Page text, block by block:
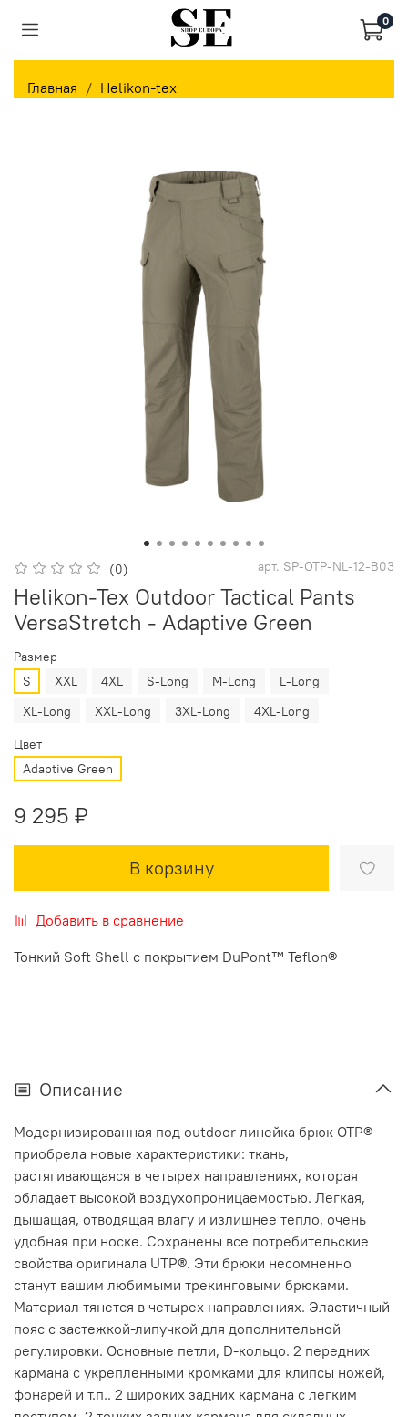
0
Главная Helikon-tex
(0) арт. SP-OTP-NL-12-B03
Helikon-Tex Outdoor Tactical Pants
VersaStretch - Adaptive Green
Размер
S
XXL 4XL S-Long M-Long
L-Long
XL-Long
XXL-Long 3XL-Long 4XL-Long
Цвет
Adaptive Green
9 295 ₽
В корзину
Добавить в сравнение
Тонкий Soft Shell с покрытием DuPont™ Teflon®
Описание
Модернизированная под outdoor линейка брюк OTP®
приобрела новые характеристики: ткань,
растягивающаяся в четырех направлениях, которая
обладает высокой воздухопроницаемостью. Легкая,
дышащая, отводящая влагу и излишнее тепло, очень
удобная при носке. Сохранены все потребительские
свойства оригинала UTP®. Эти брюки несомненно
станут вашим любимыми трекинговыми брюками.
Материал тянется в четырех направлениях. Эластичный
пояс с застежкой-липучкой для дополнительной
регулировки. Основные петли, D-кольцо. 2 передних
кармана с укрепленными кромками для клипсы ножей,
фонарей и т.п.. 2 широких задних кармана с легким